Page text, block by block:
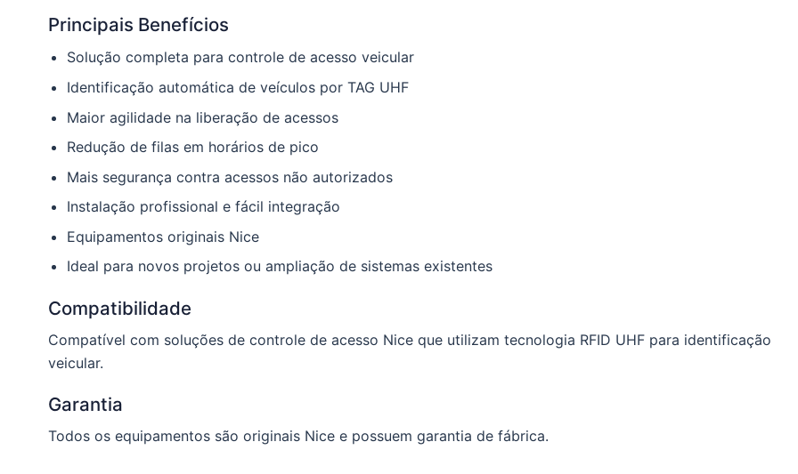
Principais Benefícios
Solução completa para controle de acesso veicular
Identificação automática de veículos por TAG UHF
Maior agilidade na liberação de acessos
Redução de filas em horários de pico
Mais segurança contra acessos não autorizados
Instalação profissional e fácil integração
Equipamentos originais Nice
Ideal para novos projetos ou ampliação de sistemas existentes
Compatibilidade
Compatível com soluções de controle de acesso Nice que utilizam tecnologia RFID UHF para identificação
veicular.
Garantia
Todos os equipamentos são originais Nice e possuem garantia de fábrica.